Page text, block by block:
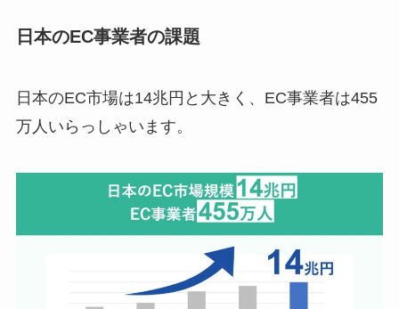
日本のEC事業者の課題
日本のEC市場は14兆円と大きく、EC事業者は455
万人いらっしゃいます。